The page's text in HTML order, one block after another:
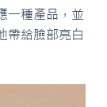
一種產品，並
帶給臉部亮白